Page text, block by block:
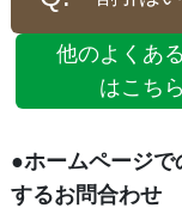
他のよくあ
はこちら
●ホームページで
するお問合わせ